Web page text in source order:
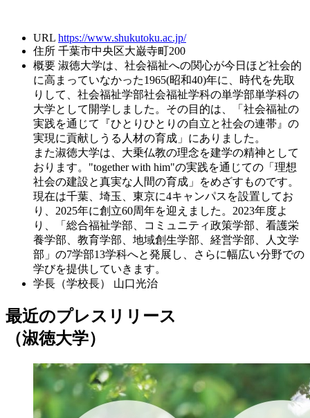
URL https://www.shukutoku.ac.jp/
住所 千葉市中央区大巌寺町200
概要 淑徳大学は、社会福祉への関心が今日ほど社会的
に高まっていなかった1965(昭和40)年に、時代を先取
りして、社会福祉学部社会福祉学科の単学部単学科の
大学として開学しました。その目的は、「社会福祉の
実践を通じて『ひとりひとりの自立と社会の連帯』の
実現に貢献しうる人材の育成」にありました。
また淑徳大学は、大乗仏教の理念を建学の精神として
おります。"together with him"の実践を通じての「理想
社会の建設と真実な人間の育成」をめざすものです。
現在は千葉、埼玉、東京に4キャンパスを設置してお
り、2025年に創立60周年を迎えました。2023年度よ
り、「総合福祉学部、コミュニティ政策学部、看護栄
養学部、教育学部、地域創生学部、経営学部、人文学
部」の7学部13学科へと発展し、さらに幅広い分野での
学びを提供していきます。
学長（学校長）
山口光治
最近のプレスリリース
（淑徳大学）